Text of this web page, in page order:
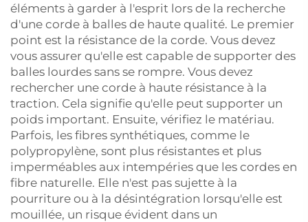
éléments à garder à l'esprit lors de la recherche
d'une corde à balles de haute qualité. Le premier
point est la résistance de la corde. Vous devez
vous assurer qu'elle est capable de supporter des
balles lourdes sans se rompre. Vous devez
rechercher une corde à haute résistance à la
traction. Cela signifie qu'elle peut supporter un
poids important. Ensuite, vérifiez le matériau.
Parfois, les fibres synthétiques, comme le
polypropylène, sont plus résistantes et plus
imperméables aux intempéries que les cordes en
fibre naturelle. Elle n'est pas sujette à la
pourriture ou à la désintégration lorsqu'elle est
mouillée, un risque évident dans un